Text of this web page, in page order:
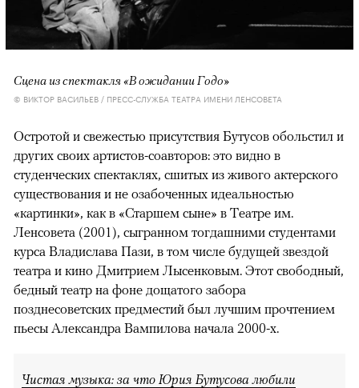
Сцена из спектакля «В ожидании Годо»
© ВИКТОР ВАСИЛЬЕВ / ПРЕСС-СЛУЖБА ТЕАТРА ИМЕНИ ЛЕНСОВЕТА
Остротой и свежестью присутствия Бутусов обольстил и
других своих артистов-соавторов: это видно в
студенческих спектаклях, сшитых из живого актерского
существования и не озабоченных идеальностью
«картинки», как в «Старшем сыне» в Театре им.
Ленсовета (2001), сыгранном тогдашними студентами
курса Владислава Пази, в том числе будущей звездой
театра и кино Дмитрием Лысенковым. Этот свободный,
бедный театр на фоне дощатого забора
позднесоветских предместий был лучшим прочтением
пьесы Александра Вампилова начала 2000-х.
Чистая музыка: за что Юрия Бутусова любили